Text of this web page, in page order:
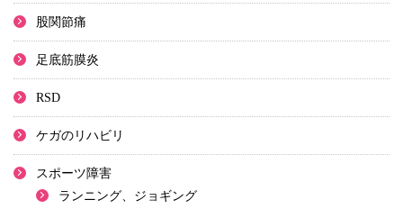
股関節痛
足底筋膜炎
RSD
ケガのリハビリ
スポーツ障害
ランニング、ジョギング